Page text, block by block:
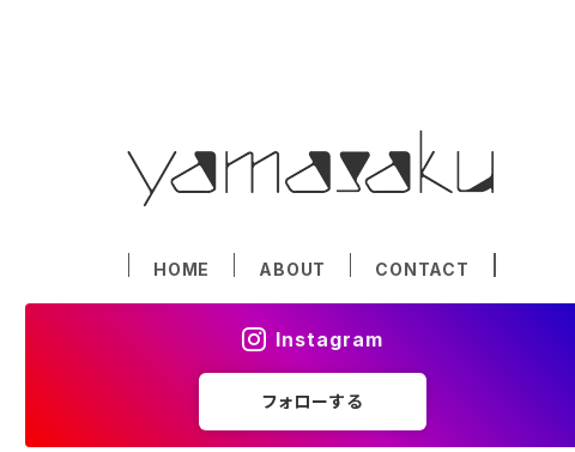
HOME ABOUT CONTACT
Instagram
フォローする